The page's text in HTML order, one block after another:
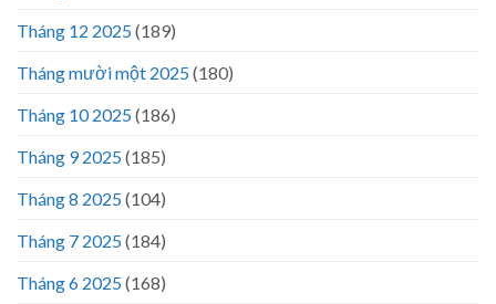
Tháng 12 2025(189)
Tháng mười một 2025(180)
Tháng 10 2025(186)
Tháng 9 2025(185)
Tháng 8 2025(104)
Tháng 7 2025(184)
Tháng 6 2025(168)